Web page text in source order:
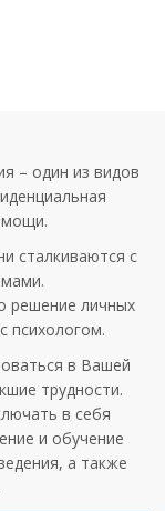
– один из видов
сталкиваются с
решение личных
психологом.
в Вашей
трудности.
в себя
и обучение
а также